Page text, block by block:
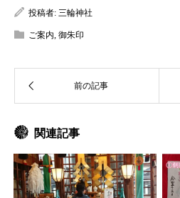
投稿者: 三輪神社
ご案内, 御朱印
関連記事